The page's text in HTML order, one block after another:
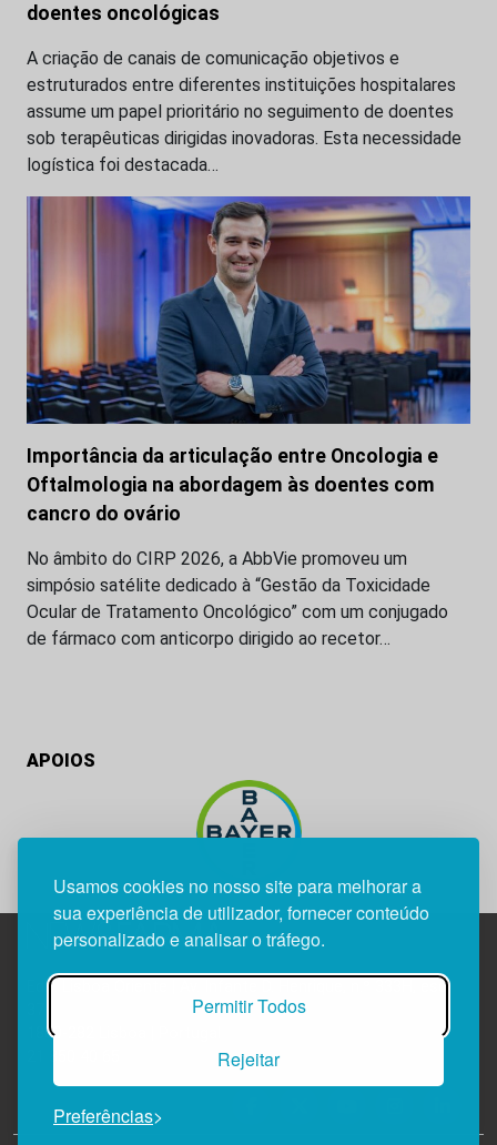
Usamos cookies no nosso site para melhorar a
sua experiência de utilizador, fornecer conteúdo
personalizado e analisar o tráfego.
Permitir Todos
Rejeitar
Preferências
doentes oncológicas
A criação de canais de comunicação objetivos e
estruturados entre diferentes instituições hospitalares
assume um papel prioritário no seguimento de doentes
sob terapêuticas dirigidas inovadoras. Esta necessidade
logística foi destacada…
Importância da articulação entre Oncologia e
Oftalmologia na abordagem às doentes com
cancro do ovário
No âmbito do CIRP 2026, a AbbVie promoveu um
simpósio satélite dedicado à “Gestão da Toxicidade
Ocular de Tratamento Oncológico” com um conjugado
de fármaco com anticorpo dirigido ao recetor…
APOIOS
Edif. Lisboa Oriente | Av. Infante D. Henrique, n.º 333H, esc.
1800-282 Lisboa | Portugal